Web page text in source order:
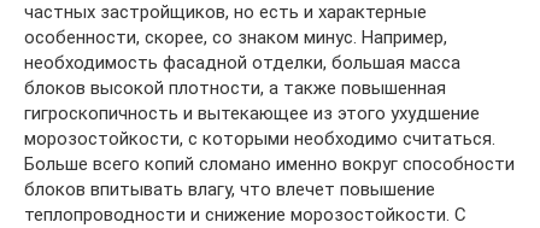
частных застройщиков, но есть и характерные
особенности, скорее, со знаком минус. Например,
необходимость фасадной отделки, большая масса
блоков высокой плотности, а также повышенная
гигроскопичность и вытекающее из этого ухудшение
морозостойкости, с которыми необходимо считаться.
Больше всего копий сломано именно вокруг способности
блоков впитывать влагу, что влечет повышение
теплопроводности и снижение морозостойкости. С